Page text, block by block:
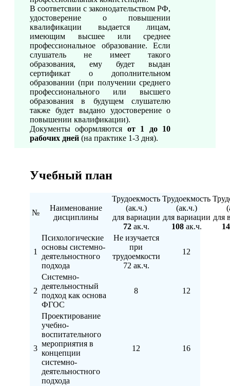
В соответсвии с законодательством РФ,
удостоверение о повышении
квалификации выдается лицам,
имеющим высшее или среднее
профессиональное образование. Если
слушатель не имеет такого
образования, ему будет выдан
сертификат о дополнительном
образовании (при получении среднего
профессионального или высшего
образования в будущем слушателю
также будет выдано удостоверение о
повышении квалификации).
Документы оформляются от 1 до 10
рабочих дней (на практике 1-3 дня).
Учебный план
№
Наименование
дисциплины
Трудоекмость
(ак.ч.)
для вариации
72ак.ч.
Трудоекмость
(ак.ч.)
для вариации
108ак.ч.
для
1
Психологические
основы системно-
деятельностного
подхода
Не изучается
при
трудоемкости
72 ак.ч.
12
2
Системно-
деятельностный
подход как основа
ФГОС
8 12
3
Проектирование
учебно-
воспитательного
мероприятия в
концепции
системно-
деятельностного
подхода
12 16